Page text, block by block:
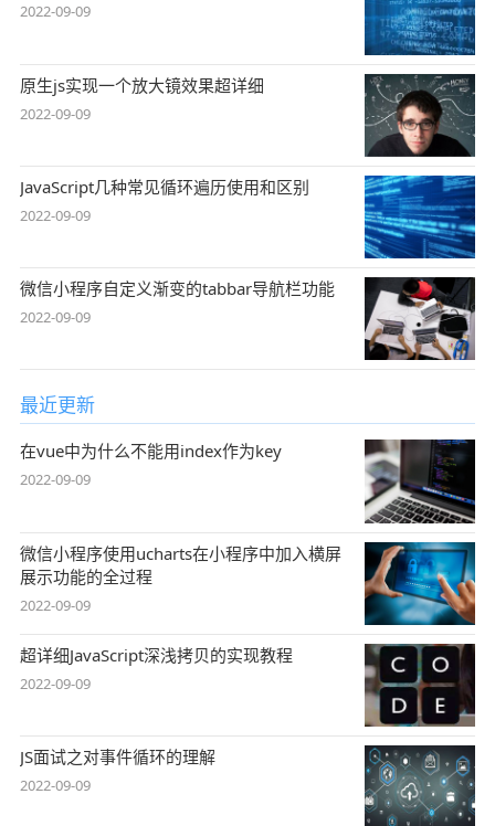
2022-09-09
原生js实现一个放大镜效果超详细
2022-09-09
JavaScript几种常见循环遍历使用和区别
2022-09-09
微信小程序自定义渐变的tabbar导航栏功能
2022-09-09
最近更新
在vue中为什么不能用index作为key
2022-09-09
微信小程序使用ucharts在小程序中加入横屏
展示功能的全过程
2022-09-09
超详细JavaScript深浅拷贝的实现教程
2022-09-09
JS面试之对事件循环的理解
2022-09-09